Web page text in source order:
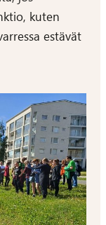
kuten
estävät